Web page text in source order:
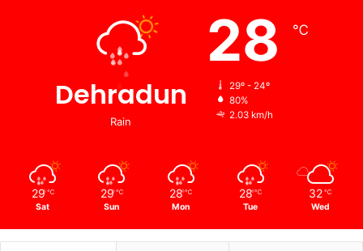
Dehradun
Rain
28 ℃
29º - 24º
80%
2.03 km/h
29 ℃
Sat
29 ℃
Sun
28 ℃
Mon
28 ℃
Tue
32 ℃
Wed